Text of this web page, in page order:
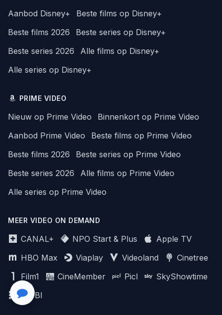
Aanbod Disney+
Beste films op Disney+
Beste films 2026
Beste series op Disney+
Beste series 2026
Alle films op Disney+
Alle series op Disney+
PRIME VIDEO
Nieuw op Prime Video
Binnenkort op Prime Video
Aanbod Prime Video
Beste films op Prime Video
Beste films 2026
Beste series op Prime Video
Beste series 2026
Alle films op Prime Video
Alle series op Prime Video
MEER VIDEO ON DEMAND
CANAL+ NPO Start & Plus
Apple TV
HBO Max
Viaplay Videoland
Cinetree
Film1
CineMember Picl
SkyShowtime
MUBI